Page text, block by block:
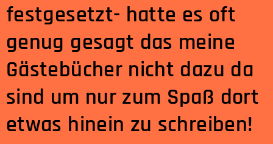
festgesetzt- hatte es oft
genug gesagt das meine
Gästebücher nicht dazu da
sind um nur zum Spaß dort
etwas hinein zu schreiben!